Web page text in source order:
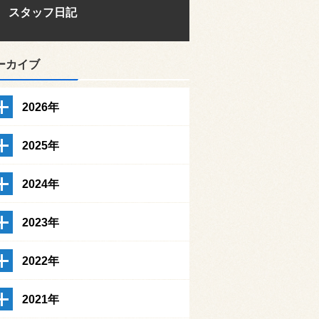
スタッフ日記
カイブ
2026年
2025年
2024年
2023年
2022年
2021年